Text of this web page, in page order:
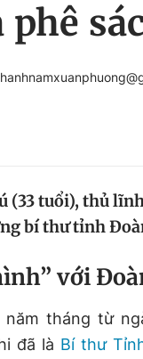
(33 tuổi), thủ
bí thư tỉnh
với
tháng từ
đã là Bí thư